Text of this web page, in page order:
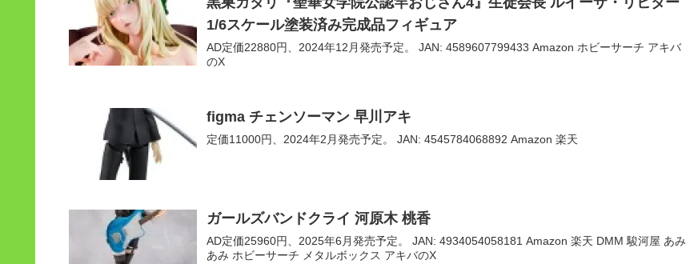
1/6スケール塗装済み完成品フィギュア
AD定価22880円、2024年12月発売予定。 JAN: 4589607799433 Amazon ホビーサーチ アキバ
のX
figma チェンソーマン 早川アキ
定価11000円、2024年2月発売予定。 JAN: 4545784068892 Amazon 楽天
ガールズバンドクライ 河原木 桃香
AD定価25960円、2025年6月発売予定。 JAN: 4934054058181 Amazon 楽天 DMM 駿河屋 あみ
あみ ホビーサーチ メタルボックス アキバのX